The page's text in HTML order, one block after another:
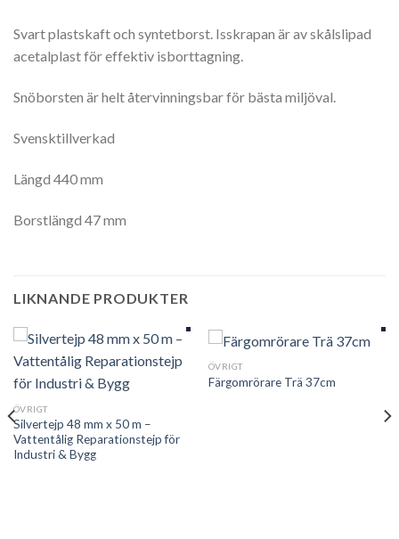
Svart plastskaft och syntetborst. Isskrapan är av skålslipad
acetalplast för effektiv isborttagning.
Snöborsten är helt återvinningsbar för bästa miljöval.
Svensktillverkad
Längd 440 mm
Borstlängd 47 mm
LIKNANDE PRODUKTER
ÖVRIGT
Silvertejp 48 mm x 50 m –
Vattentålig Reparationstejp för
Industri & Bygg
ÖVRIGT
Färgomrörare Trä 37cm